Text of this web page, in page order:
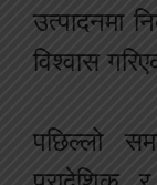
उत्पादनमा
विश्वास
पछिल्लो